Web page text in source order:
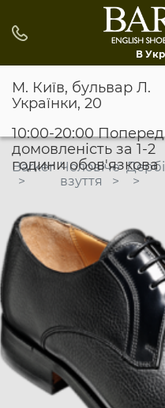
В
М. Київ, бульвар Л.
Українки, 20
10:00-20:00
домовленість за 1-2
години обов'язкова
Barker Чоловіче
взуття
Дербі